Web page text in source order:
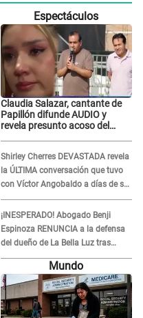
Espectáculos
Claudia Salazar, cantante de
Papillón difunde AUDIO y
revela presunto acoso del
asustada, en shock"
Shirley Cherres DEVASTADA revela
la ÚLTIMA conversación que tuvo
con Víctor Angobaldo a días de su
inesperada partida: "Hace dos
semanas"
¡INESPERADO! Abogado Benji
Espinoza RENUNCIA a la defensa
del dueño de La Bella Luz tras
difusión de POLÉMICO audio:
"Nada que defender"
Mundo